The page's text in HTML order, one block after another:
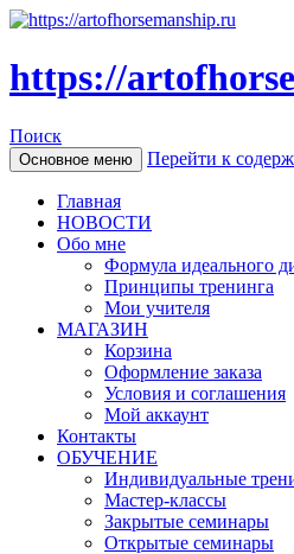
https://
Поиск
Основное меню Перейти к
Главная
НОВОСТИ
Обо мне
Формула идеального
Принципы тренинга
Мои учителя
МАГАЗИН
Корзина
Оформление заказа
Условия и соглашения
Мой аккаунт
Контакты
ОБУЧЕНИЕ
Индивидуальные
Мастер-классы
Закрытые семинары
Открытые семинары